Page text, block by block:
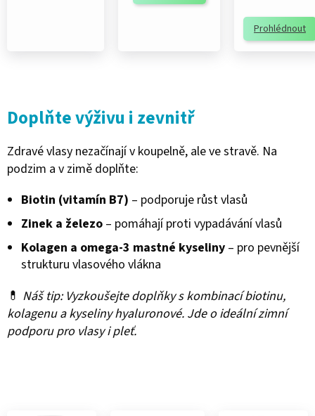
Prohlédnout
Doplňte výživu i zevnitř
Zdravé vlasy nezačínají v koupelně, ale ve stravě. Na
podzim a v zimě doplňte:
Biotin (vitamín B7) – podporuje růst vlasů
Zinek a železo – pomáhají proti vypadávání vlasů
Kolagen a omega-3 mastné kyseliny – pro pevnější
strukturu vlasového vlákna
💊 Náš tip: Vyzkoušejte doplňky s kombinací biotinu,
kolagenu a kyseliny hyaluronové. Jde o ideální zimní
podporu pro vlasy i pleť.